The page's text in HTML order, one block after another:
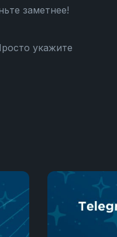
заметнее!
укажите